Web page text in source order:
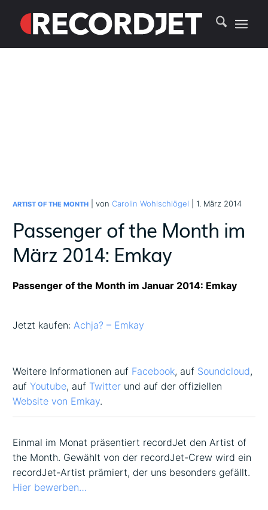
ARTIST OF THE MONTH | vonCarolin Wohlschlögel | 1. März 2014
Passenger of the Month im
März 2014: Emkay
Passenger of the Month im Januar 2014: Emkay
Jetzt kaufen: Achja? – Emkay
Weitere Informationen auf Facebook, auf Soundcloud,
aufYoutube, auf Twitter und auf der offiziellen
Website von Emkay.
Einmal im Monat präsentiert recordJet den Artist of
the Month. Gewählt von der recordJet-Crew wird ein
recordJet-Artist prämiert, der uns besonders gefällt.
Hier bewerben…